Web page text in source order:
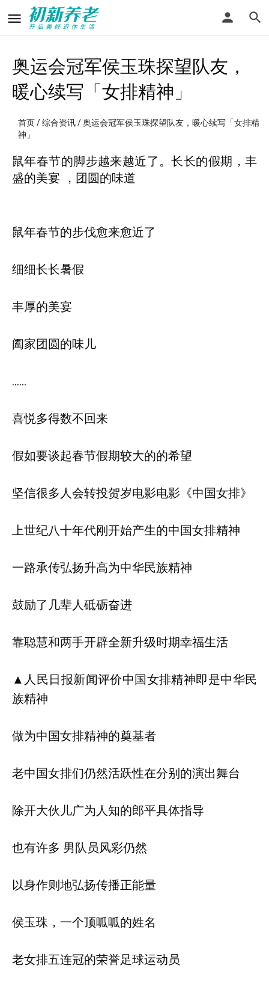
奥运会冠军侯玉珠探望队友，
暖心续写「女排精神」
首页/综合资讯/ 奥运会冠军侯玉珠探望队友，暖心续写「女排精
神」
鼠年春节的脚步越来越近了。长长的假期，丰
盛的美宴 ，团圆的味道
鼠年春节的步伐愈来愈近了
细细长长暑假
丰厚的美宴
阖家团圆的味儿
……
喜悦多得数不回来
假如要谈起春节假期较大的的希望
坚信很多人会转投贺岁电影电影《中国女排》
上世纪八十年代刚开始产生的中国女排精神
一路承传弘扬升高为中华民族精神
鼓励了几辈人砥砺奋进
靠聪慧和两手开辟全新升级时期幸福生活
▲人民日报新闻评价中国女排精神即是中华民
族精神
做为中国女排精神的奠基者
老中国女排们仍然活跃性在分别的演出舞台
除开大伙儿广为人知的郎平具体指导
也有许多 男队员风彩仍然
以身作则地弘扬传播正能量
侯玉珠，一个顶呱呱的姓名
老女排五连冠的荣誉足球运动员